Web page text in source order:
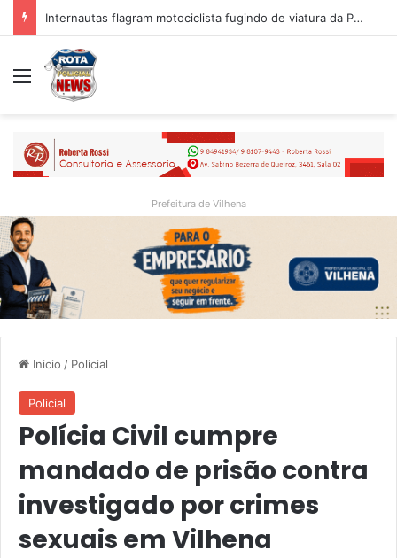
Internautas flagram motociclista fugindo de viatura da PM em Vilhena/RO
Menu
Prefeitura de Vilhena
Inicio / Policial
Policial
Polícia Civil cumpre
mandado de prisão contra
investigado por crimes
sexuais em Vilhena